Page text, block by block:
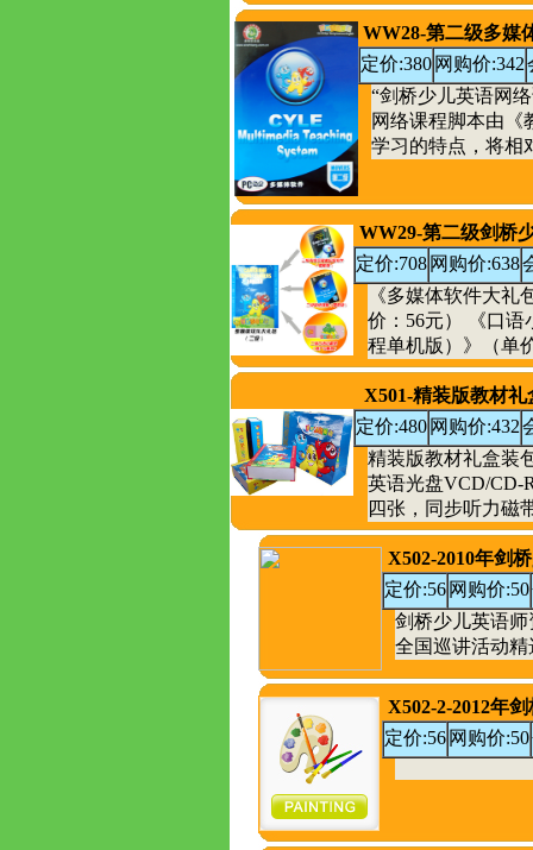
WW28-第二级多媒
定价:380 网购价:342
“剑桥少儿英语网
网络课程脚本由《
学习的特点，将相
WW29-第二级剑桥
定价:708 网购价:638
《多媒体软件大
价：56元） 《口语
程单机版）》（单
X501-精装版教材礼
定价:480 网购价:432
精装版教材礼盒装
英语光盘VCD/CD-
四张，同步听力磁
X502-2010年剑
定价:56 网购价:50
剑桥少儿英语
全国巡讲活动
X502-2-2012年
定价:56 网购价:50